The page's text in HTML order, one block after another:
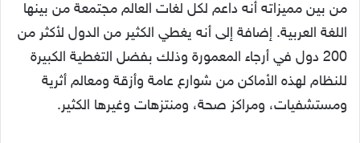
من بين مميزاته أنه داعم لكل لغات العالم مجتمعة من بينها
اللغة العربية. إضافة إلى أنه يغطي الكثير من الدول لأكثر من
200 دول في أرجاء المعمورة وذلك بفضل التغطية الكبيرة
للنظام لهذه الأماكن من شوارع عامة وأزقة ومعالم أثرية
ومستشفيات، ومراكز صحة، ومنتزهات وغيرها الكثير.